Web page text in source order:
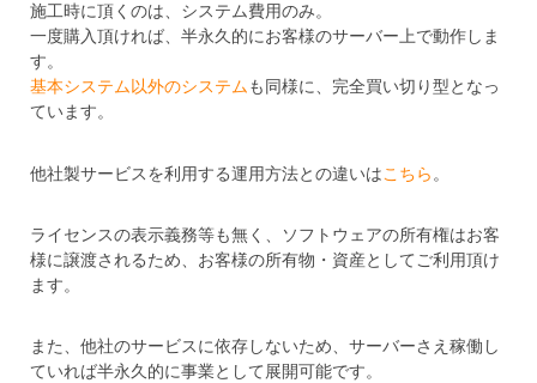
施工時に頂くのは、システム費用のみ。
一度購入頂ければ、半永久的にお客様のサーバー上で動作しま
す。
基本システム以外のシステムも同様に、完全買い切り型となっ
ています。
他社製サービスを利用する運用方法との違いはこちら 。
ライセンスの表示義務等も無く、ソフトウェアの所有権はお客
様に譲渡されるため、お客様の所有物・資産としてご利用頂け
ます。
また、他社のサービスに依存しないため、サーバーさえ稼働し
ていれば半永久的に事業として展開可能です。